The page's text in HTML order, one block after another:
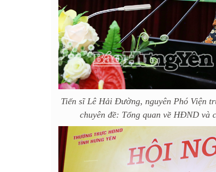
Tiến sĩ Lê Hải Đường, nguyên Phó Viện
chuyên đề: Tổng quan về HĐND và